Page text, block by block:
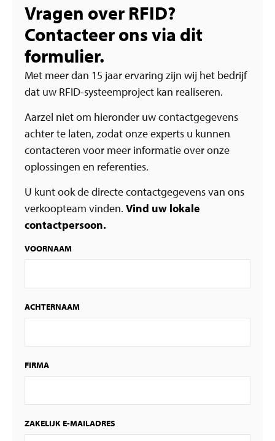
Vragen over RFID?
Contacteer ons via dit
formulier.
Met meer dan 15 jaar ervaring zijn wij het bedrijf
dat uw RFID-systeemproject kan realiseren.
Aarzel niet om hieronder uw contactgegevens
achter te laten, zodat onze experts u kunnen
contacteren voor meer informatie over onze
oplossingen en referenties.
U kunt ook de directe contactgegevens van ons
verkoopteam vinden. Vind uw lokale
contactpersoon.
VOORNAAM
ACHTERNAAM
FIRMA
ZAKELIJK E-MAILADRES